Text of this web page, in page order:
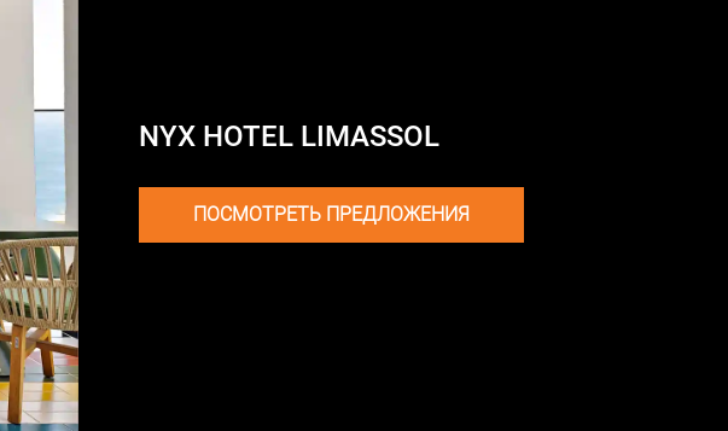
NYX HOTEL LIMASSOL
ПОСМОТРЕТЬ ПРЕДЛОЖЕНИЯ